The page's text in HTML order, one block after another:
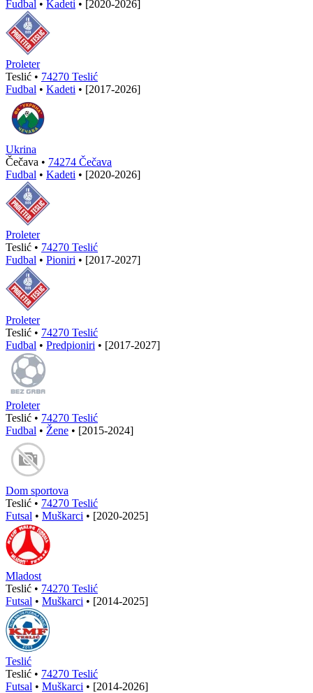
Fudbal • Kadeti • [2020-2026]
Proleter
Teslić • 74270 Teslić
Fudbal • Kadeti • [2017-2026]
Ukrina
Čečava • 74274 Čečava
Fudbal • Kadeti • [2020-2026]
Proleter
Teslić • 74270 Teslić
Fudbal • Pioniri • [2017-2027]
Proleter
Teslić • 74270 Teslić
Fudbal • Predpioniri • [2017-2027]
Proleter
Teslić • 74270 Teslić
Fudbal • Žene • [2015-2024]
Dom sportova
Teslić • 74270 Teslić
Futsal • Muškarci • [2020-2025]
Mladost
Teslić • 74270 Teslić
Futsal • Muškarci • [2014-2025]
Teslić
Teslić • 74270 Teslić
Futsal • Muškarci • [2014-2026]